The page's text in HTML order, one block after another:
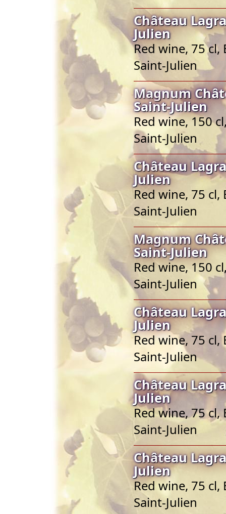
Château
Julien
Red wine, 75 cl,
Saint-Julien
Magnum
Saint-Julien
Red wine, 150
Saint-Julien
Château
Julien
Red wine, 75 cl,
Saint-Julien
Magnum
Saint-Julien
Red wine, 150
Saint-Julien
Château
Julien
Red wine, 75 cl,
Saint-Julien
Château
Julien
Red wine, 75 cl,
Saint-Julien
Château
Julien
Red wine, 75 cl,
Saint-Julien